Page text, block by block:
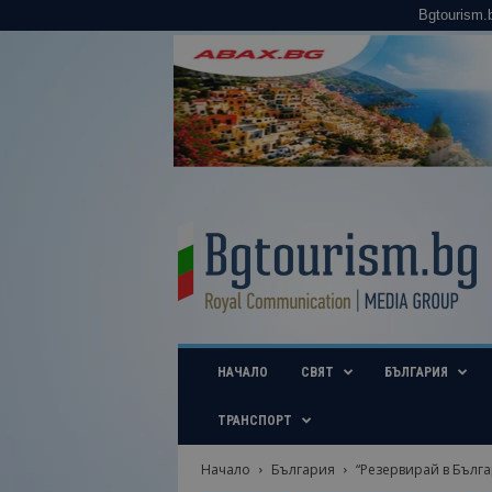
u
i
b
НАЧАЛО СВЯТ БЪЛГАРИЯ
ТРАНСПОРТ
Начало България
“Резервирай в